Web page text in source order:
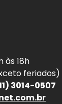
às 18h
feriados)
3014-0507